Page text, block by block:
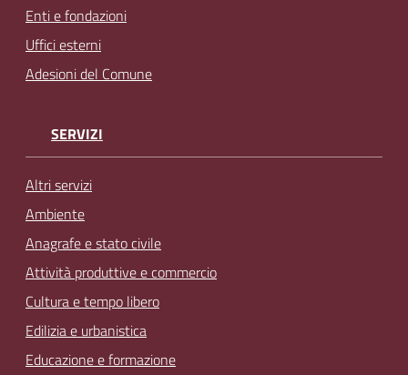
Enti e fondazioni
Uffici esterni
Adesioni del Comune
SERVIZI
Altri servizi
Ambiente
Anagrafe e stato civile
Attività produttive e commercio
Cultura e tempo libero
Edilizia e urbanistica
Educazione e formazione